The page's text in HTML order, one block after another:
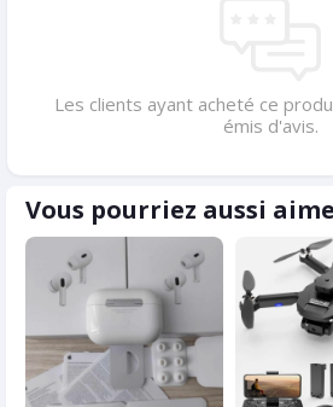
Les clients ayant acheté ce
émis d'avis.
Vous pourriez aussi